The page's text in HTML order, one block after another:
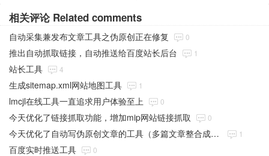
相关评论 Related comments
自动采集兼发布文章工具之伪原创正在修复 0
推出自动抓取链接，自动推送给百度站长后台 1
站长工具 4
生成sitemap.xml网站地图工具 1
lmcjl在线工具一直追求用户体验至上 0
今天优化了链接抓取功能，增加mip网站链接抓取 0
今天优化了自动写伪原创文章的工具（多篇文章整合成一篇进行伪原创的文章） 1
百度实时推送工具 0